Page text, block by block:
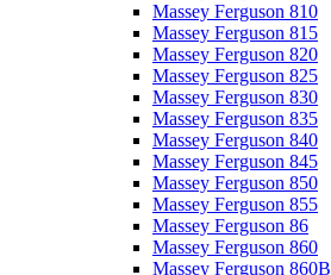
Massey Ferguson 810
Massey Ferguson 815
Massey Ferguson 820
Massey Ferguson 825
Massey Ferguson 830
Massey Ferguson 835
Massey Ferguson 840
Massey Ferguson 845
Massey Ferguson 850
Massey Ferguson 855
Massey Ferguson 86
Massey Ferguson 860
Massey Ferguson 860B